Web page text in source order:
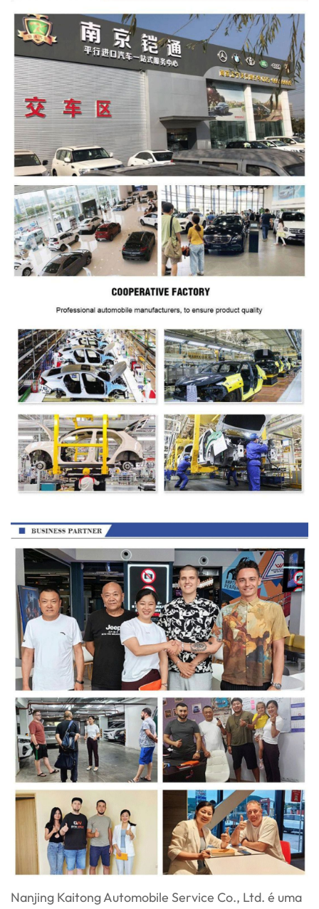
Nanjing Kaitong Automobile Service Co., Ltd. é uma